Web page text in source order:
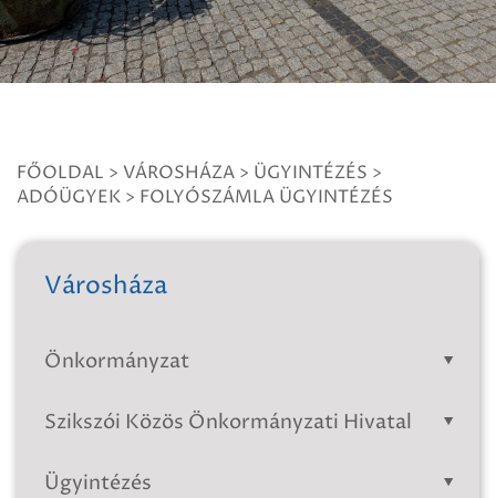
FŐOLDAL > VÁROSHÁZA > ÜGYINTÉZÉS >
ADÓÜGYEK > FOLYÓSZÁMLA ÜGYINTÉZÉS
Városháza
Önkormányzat
Szikszói Közös Önkormányzati Hivatal
Ügyintézés